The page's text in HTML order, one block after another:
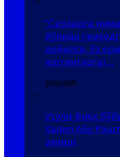
“Сизларга
йўлида
дейилса, ўз
юртингизга) ...
23.03.2025
Усули фиқҳ
Халил Абу
амири